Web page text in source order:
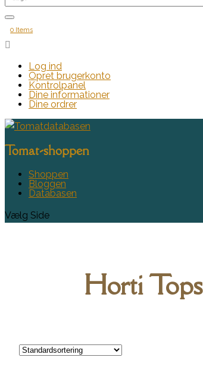
0 Items

Log ind
Opret brugerkonto
Kontrolpanel
Dine informationer
Dine ordrer
Tomat-shoppen
Shoppen
Bloggen
Databasen
Vælg Side
Horti Tops